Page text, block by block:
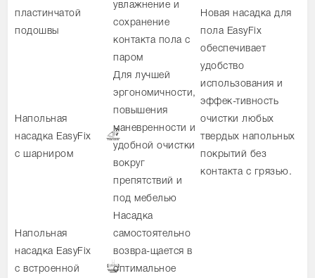
Новая насадка для
пола EasyFix
обеспечивает
удобство
использования и
эффек-тивность
очистки любых
твердых напольных
покрытий без
контакта с грязью.
пластинчатой
подошвы
увлажнение и
сохранение
контакта пола с
паром
Напольная
насадка EasyFix
с шарниром
Для лучшей
эргономичности,
повышения
маневренности и
удобной очистки
вокруг
препятствий и
под мебелью
Напольная
насадка EasyFix
с встроенной
Насадка
самостоятельно
возвра-щается в
оптимальное